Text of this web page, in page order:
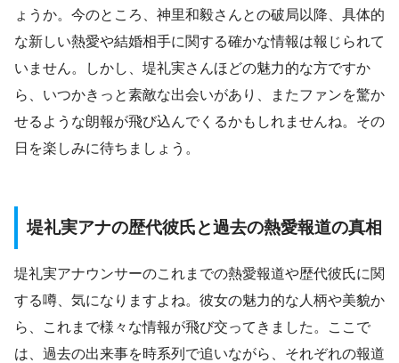
ょうか。今のところ、神里和毅さんとの破局以降、具体的
な新しい熱愛や結婚相手に関する確かな情報は報じられて
いません。しかし、堤礼実さんほどの魅力的な方ですか
ら、いつかきっと素敵な出会いがあり、またファンを驚か
せるような朗報が飛び込んでくるかもしれませんね。その
日を楽しみに待ちましょう。
堤礼実アナの歴代彼氏と過去の熱愛報道の真相
堤礼実アナウンサーのこれまでの熱愛報道や歴代彼氏に関
する噂、気になりますよね。彼女の魅力的な人柄や美貌か
ら、これまで様々な情報が飛び交ってきました。ここで
は、過去の出来事を時系列で追いながら、それぞれの報道